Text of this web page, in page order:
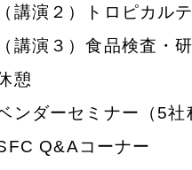
講演２）トロピカル
講演３）食品検査・
憩
ンダーセミナー（5社
Q&Aコーナー